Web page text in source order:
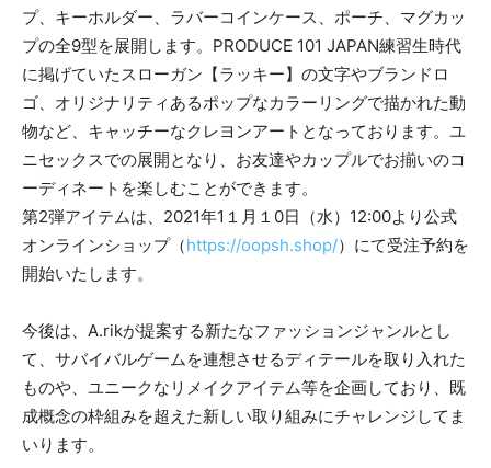
プ、キーホルダー、ラバーコインケース、ポーチ、マグカッ
プの全9型を展開します。PRODUCE 101 JAPAN練習生時代
に掲げていたスローガン【ラッキー】の文字やブランドロ
ゴ、オリジナリティあるポップなカラーリングで描かれた動
物など、キャッチーなクレヨンアートとなっております。ユ
ニセックスでの展開となり、お友達やカップルでお揃いのコ
ーディネートを楽しむことができます。
第2弾アイテムは、2021年1１月１0日（水）12:00より公式
オンラインショップ（https://oopsh.shop/）にて受注予約を
開始いたします。
今後は、A.rikが提案する新たなファッションジャンルとし
て、サバイバルゲームを連想させるディテールを取り入れた
ものや、ユニークなリメイクアイテム等を企画しており、既
成概念の枠組みを超えた新しい取り組みにチャレンジしてま
いります。